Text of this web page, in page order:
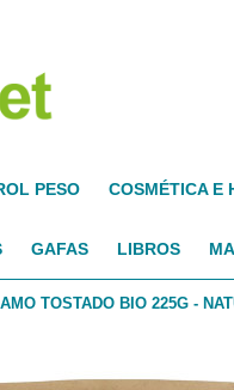
PESO COSMÉTICA E
GAFAS LIBROS
TOSTADO BIO 225G -